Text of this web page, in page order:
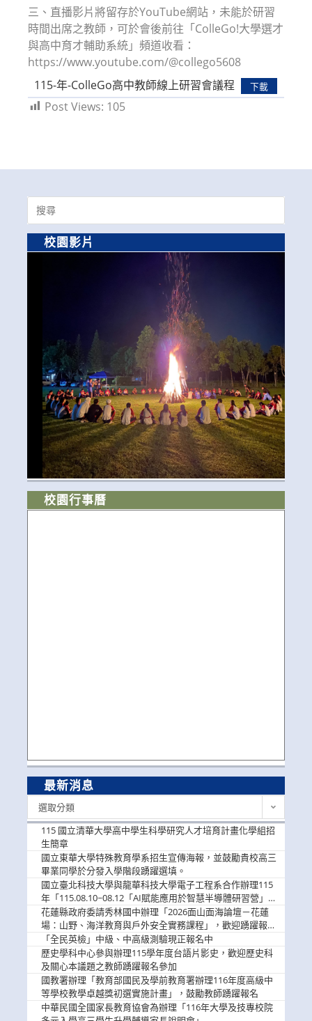
三、直播影片將留存於YouTube網站，未能於研習
時間出席之教師，可於會後前往「ColleGo!大學選才
與高中育才輔助系統」頻道收看：
https://www.youtube.com/@collego5608
115-年-ColleGo高中教師線上研習會議程
下載
Post Views: 105
Search
for:
校園影片
校園行事曆
最新消息
選取分類
115 國立清華大學高中學生科學研究人才培育計畫化學組招
生簡章
國立東華大學特殊教育學系招生宣傳海報，並鼓勵貴校高三
畢業同學於分發入學階段踴躍選填。
國立臺北科技大學與龍華科技大學電子工程系合作辦理115
年「115.08.10~08.12「AI賦能應用於智慧半導體研習營」，
歡迎學生踴躍報名參加
花蓮縣政府委請秀林國中辦理「2026面山面海論壇－花蓮
場：山野、海洋教育與戶外安全實務課程」，歡迎踴躍報名
參加
「全民英檢」中級、中高級測驗現正報名中
歷史學科中心參與辦理115學年度台語片影史，歡迎歷史科
及關心本議題之教師踴躍報名參加
國教署辦理「教育部國民及學前教育署辦理116年度高級中
等學校教學卓越獎初選實施計畫」，鼓勵教師踴躍報名
中華民國全國家長教育協會為辦理「116年大學及技專校院